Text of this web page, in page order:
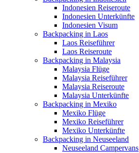
Indonesien Reiseroute
Indonesien Unterkünfte
Indonesien Visum
Backpacking in Laos
Laos Reiseführer
Laos Reiseroute
Backpacking in Malaysia
Malaysia Flüge
Malaysia Reiseführer
Malaysia Reiseroute
Malaysia Unterkünfte
Backpacking in Mexiko
Mexiko Flüge
Mexiko Reiseführer
Mexiko Unterkünfte
Backpacking in Neuseeland
Neuseeland Campervans